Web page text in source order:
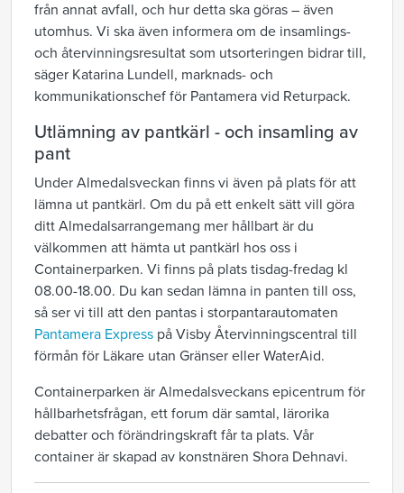
från annat avfall, och hur detta ska göras – även
utomhus. Vi ska även informera om de insamlings-
och återvinningsresultat som utsorteringen bidrar till,
säger Katarina Lundell, marknads- och
kommunikationschef för Pantamera vid Returpack.
Utlämning av pantkärl - och insamling av
pant
Under Almedalsveckan finns vi även på plats för att
lämna ut pantkärl. Om du på ett enkelt sätt vill göra
ditt Almedalsarrangemang mer hållbart är du
välkommen att hämta ut pantkärl hos oss i
Containerparken. Vi finns på plats tisdag-fredag kl
08.00-18.00. Du kan sedan lämna in panten till oss,
så ser vi till att den pantas i storpantarautomaten
Pantamera Express på Visby Återvinningscentral till
förmån för Läkare utan Gränser eller WaterAid.
Containerparken är Almedalsveckans epicentrum för
hållbarhetsfrågan, ett forum där samtal, lärorika
debatter och förändringskraft får ta plats. Vår
container är skapad av konstnären Shora Dehnavi.